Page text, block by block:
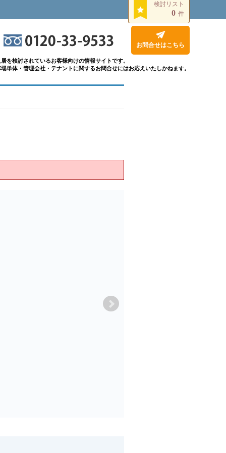
検討リスト
0 件
お問合せはこちら
を検討されているお客様向けの情報サイトです。
単体・管理会社・テナントに関するお問合せにはお応えいたしかねます。